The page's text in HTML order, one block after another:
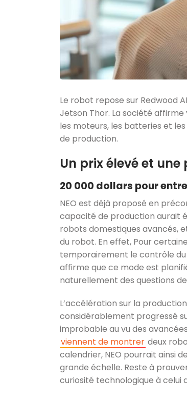
Le robot repose sur Redwood
Jetson Thor. La société
les moteurs, les batteries et
de production.
Un prix élevé et
20 000 dollars pour
NEO est déjà proposé en
capacité de production aurait
robots domestiques avancés,
du robot. En effet, Pour
temporairement le contrôle du
affirme que ce mode est
naturellement des questions
L’accélération sur la
considérablement progressé
improbable au vu des
viennent de montrer deux
calendrier, NEO pourrait ainsi
grande échelle. Reste à
curiosité technologique à celui